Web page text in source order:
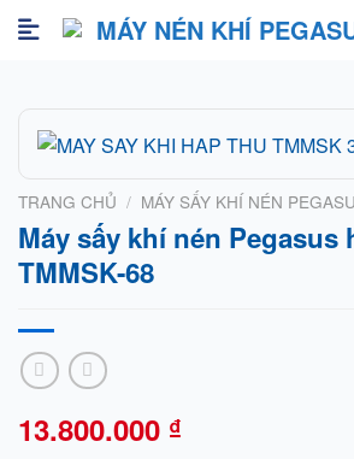
Skip
TRANG CHỦ / MÁY SẤY KHÍ NÉN
Máy sấy khí nén Pegasus
TMMSK-68
13.800.000 ₫